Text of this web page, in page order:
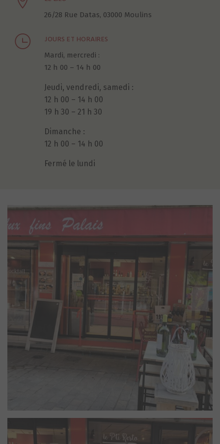
26/28 Rue Datas, 03000 Moulins
JOURS ET HORAIRES
Mardi, mercredi :
12 h 00 – 14 h 00
Jeudi, vendredi, samedi :
12 h 00 – 14 h 00
19 h 30 – 21 h 30
Dimanche :
12 h 00 – 14 h 00
Fermé le lundi